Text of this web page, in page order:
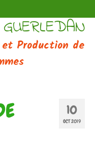
Production de
10
OCT 2019